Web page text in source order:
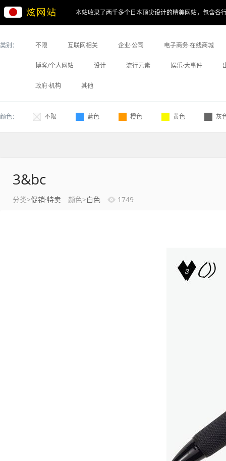
本站收录了两千多个日本顶尖设计的精美网站，包含各
类别： 不限 互联网相关 企业·公司 电子商务·在线商城
博客/个人网站 设计 流行元素 娱乐·大事件
政府·机构 其他
颜色： 不限 蓝色 橙色 黄色 灰
3&bc
分类>促销·特卖 颜色>白色 1749